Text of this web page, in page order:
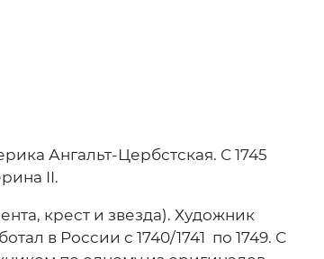
Ангальт-Цербстская. С 1745
II.
крест и звезда). Художник
в России с 1740/1741 по 1749. С